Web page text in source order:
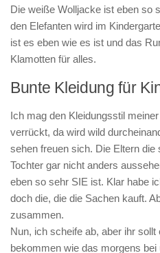
Die weiße Wolljacke ist eben so
den Elefanten wird im
ist es eben wie es ist und das
Klamotten für alles.
Bunte Kleidung für
Ich mag den Kleidungsstil
verrückt, da wird wild
sehen freuen sich. Die Eltern
Tochter gar nicht anders
eben so sehr SIE ist. Klar habe
doch die, die die Sachen kauft.
zusammen.
Nun, ich scheife ab, aber ihr sollt
bekommen wie das morgens